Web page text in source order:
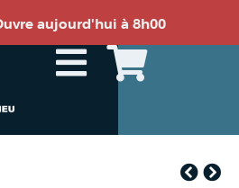
aujourd'hui à 8h00